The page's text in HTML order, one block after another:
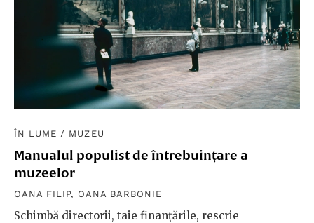
ÎN LUME / MUZEU
Manualul populist de întrebuințare a
muzeelor
OANA FILIP, OANA BARBONIE
Schimbă directorii, taie finanțările, rescrie